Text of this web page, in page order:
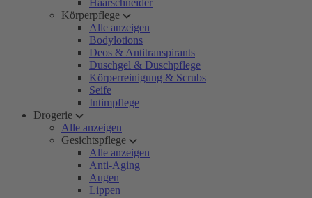
Haarschneider
Körperpflege
Alle anzeigen
Bodylotions
Deos & Antitranspirants
Duschgel & Duschpflege
Körperreinigung & Scrubs
Seife
Intimpflege
Drogerie
Alle anzeigen
Gesichtspflege
Alle anzeigen
Anti-Aging
Augen
Lippen